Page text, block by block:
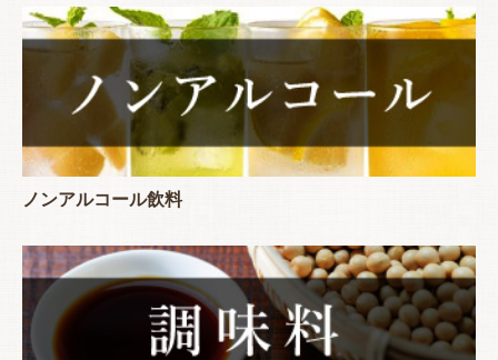
ノンアルコール飲料